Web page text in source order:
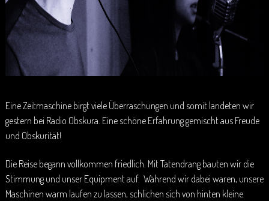
Eine Zeitmaschine birgt viele Überraschungen und somit landeten wir
gestern bei Radio Obskura. Eine schöne Erfahrung gemischt aus Freude
und Obskurität!
Die Reise begann vollkommen friedlich. Mit Tatendrang bauten wir die
Stimmung und unser Equipment auf. Während wir dabei waren, unsere
Maschinen warm laufen zu lassen, schlichen sich von hinten kleine